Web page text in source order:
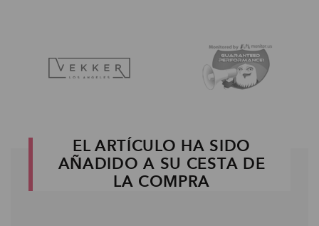
EL ARTÍCULO HA SIDO
AÑADIDO A SU CESTA DE
LA COMPRA